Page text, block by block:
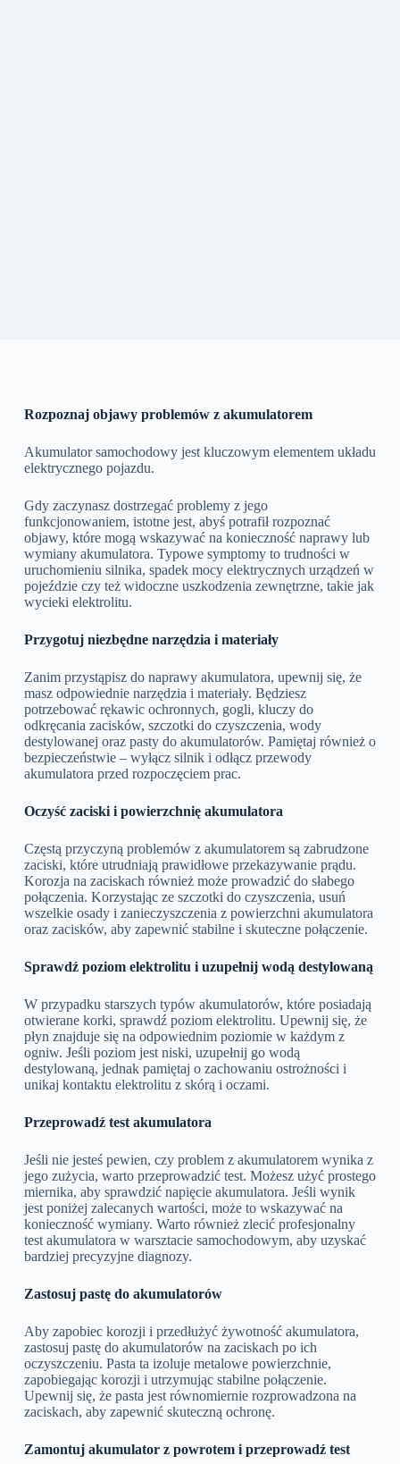
Rozpoznaj objawy problemów z akumulatorem
Akumulator samochodowy jest kluczowym elementem układu
elektrycznego pojazdu.
Gdy zaczynasz dostrzegać problemy z jego
funkcjonowaniem, istotne jest, abyś potrafił rozpoznać
objawy, które mogą wskazywać na konieczność naprawy lub
wymiany akumulatora. Typowe symptomy to trudności w
uruchomieniu silnika, spadek mocy elektrycznych urządzeń w
pojeździe czy też widoczne uszkodzenia zewnętrzne, takie jak
wycieki elektrolitu.
Przygotuj niezbędne narzędzia i materiały
Zanim przystąpisz do naprawy akumulatora, upewnij się, że
masz odpowiednie narzędzia i materiały. Będziesz
potrzebować rękawic ochronnych, gogli, kluczy do
odkręcania zacisków, szczotki do czyszczenia, wody
destylowanej oraz pasty do akumulatorów. Pamiętaj również o
bezpieczeństwie – wyłącz silnik i odłącz przewody
akumulatora przed rozpoczęciem prac.
Oczyść zaciski i powierzchnię akumulatora
Częstą przyczyną problemów z akumulatorem są zabrudzone
zaciski, które utrudniają prawidłowe przekazywanie prądu.
Korozja na zaciskach również może prowadzić do słabego
połączenia. Korzystając ze szczotki do czyszczenia, usuń
wszelkie osady i zanieczyszczenia z powierzchni akumulatora
oraz zacisków, aby zapewnić stabilne i skuteczne połączenie.
Sprawdź poziom elektrolitu i uzupełnij wodą destylowaną
W przypadku starszych typów akumulatorów, które posiadają
otwierane korki, sprawdź poziom elektrolitu. Upewnij się, że
płyn znajduje się na odpowiednim poziomie w każdym z
ogniw. Jeśli poziom jest niski, uzupełnij go wodą
destylowaną, jednak pamiętaj o zachowaniu ostrożności i
unikaj kontaktu elektrolitu z skórą i oczami.
Przeprowadź test akumulatora
Jeśli nie jesteś pewien, czy problem z akumulatorem wynika z
jego zużycia, warto przeprowadzić test. Możesz użyć prostego
miernika, aby sprawdzić napięcie akumulatora. Jeśli wynik
jest poniżej zalecanych wartości, może to wskazywać na
konieczność wymiany. Warto również zlecić profesjonalny
test akumulatora w warsztacie samochodowym, aby uzyskać
bardziej precyzyjne diagnozy.
Zastosuj pastę do akumulatorów
Aby zapobiec korozji i przedłużyć żywotność akumulatora,
zastosuj pastę do akumulatorów na zaciskach po ich
oczyszczeniu. Pasta ta izoluje metalowe powierzchnie,
zapobiegając korozji i utrzymując stabilne połączenie.
Upewnij się, że pasta jest równomiernie rozprowadzona na
zaciskach, aby zapewnić skuteczną ochronę.
Zamontuj akumulator z powrotem i przeprowadź test